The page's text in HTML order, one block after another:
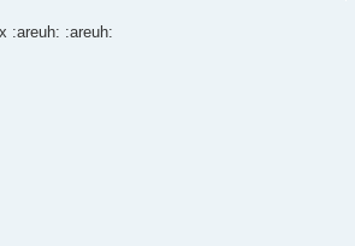
:areuh: :areuh: